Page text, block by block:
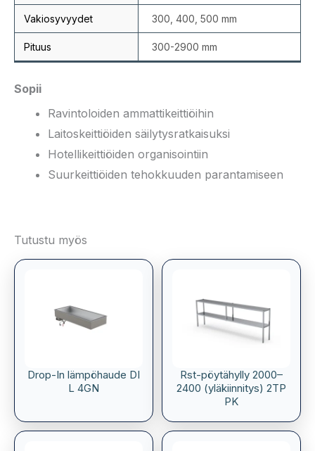
Vakiosyvyydet 300, 400, 500 mm
Pituus 300-2900 mm
Sopii
Ravintoloiden ammattikeittiöihin
Laitoskeittiöiden säilytysratkaisuksi
Hotellikeittiöiden organisointiin
Suurkeittiöiden tehokkuuden parantamiseen
Tutustu myös
Drop-In lämpöhaude DI
L 4GN
Rst-pöytähylly 2000–
2400 (yläkiinnitys) 2TP
PK